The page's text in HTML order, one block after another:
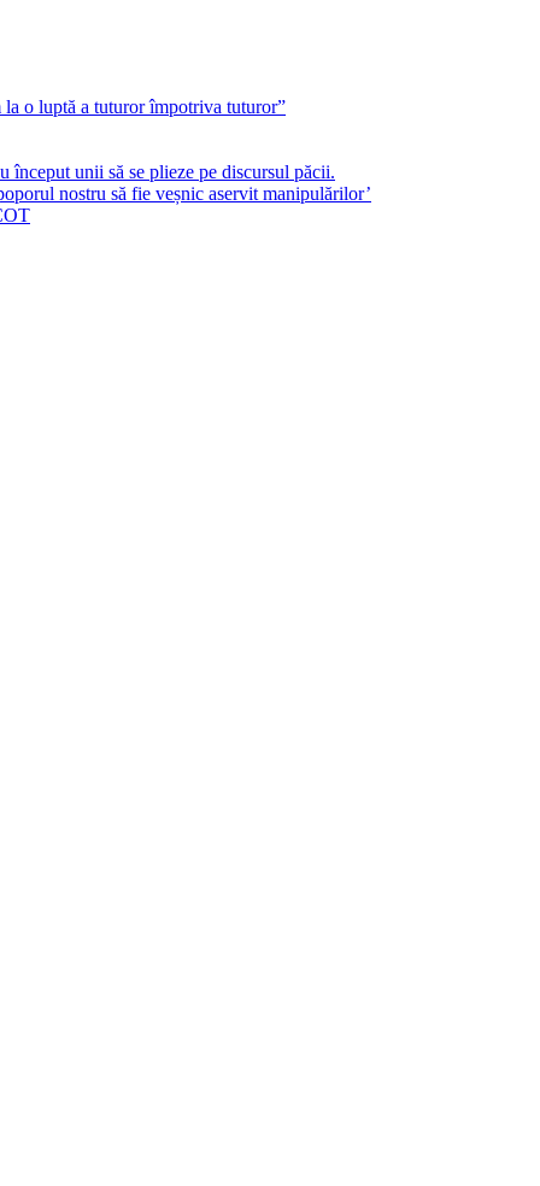
o luptă a tuturor împotriva tuturor”
unii să se plieze pe discursul păcii.
nostru să fie veșnic aservit manipulărilor’